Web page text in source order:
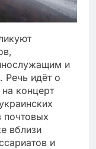
и
Речь идёт о
концерт
почтовых
вблизи
и